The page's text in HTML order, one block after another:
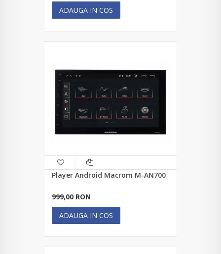
ADAUGA IN COS
Player Android Macrom M-AN700
999,00 RON
ADAUGA IN COS